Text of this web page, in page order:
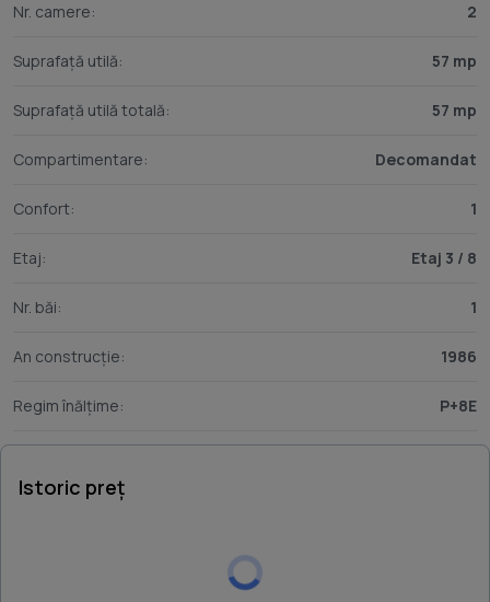
Nr. camere: 2
Suprafață utilă: 57 mp
Suprafață utilă totală: 57 mp
Compartimentare: Decomandat
Confort: 1
Etaj: Etaj 3 / 8
Nr. băi: 1
An construcție: 1986
Regim înălțime: P+8E
Istoric preț